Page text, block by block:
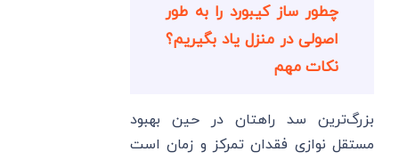
چطور ساز کیبورد را به‌ طور
اصولی در منزل یاد بگیریم؟
نکات مهم
بزرگ‌ترین سد راهتان در حین بهبود
مستقل نوازی فقدان تمرکز و زمان است